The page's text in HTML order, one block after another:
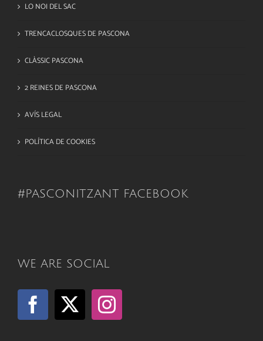
LO NOI DEL SAC
TRENCACLOSQUES DE PASCONA
CLÀSSIC PASCONA
2 REINES DE PASCONA
AVÍS LEGAL
POLÍTICA DE COOKIES
#PASCONITZANT FACEBOOK
WE ARE SOCIAL